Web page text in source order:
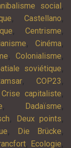
social,
,Castellano,
,Centrisme,
, Cinéma,
, Colonialisme,
soviétique,
, COP23 ,
Crise capitaliste,
, Dadaïsme,
, Deux points,
, Die Brücke,
, Ecologie,